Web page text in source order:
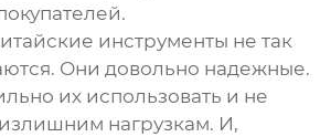
инструменты не так
Они довольно надежные.
их использовать и не
нагрузкам. И,